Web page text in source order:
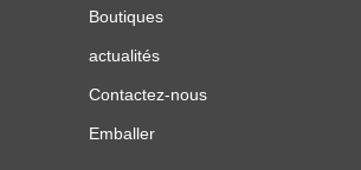
Boutiques
actualités
Contactez-nous
Emballer